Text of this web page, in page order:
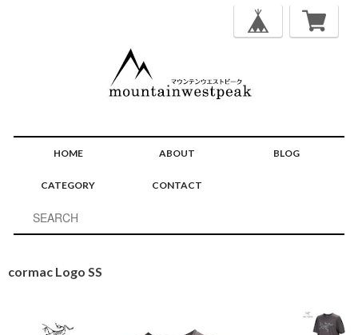
HOME ABOUT BLOG
CATEGORY CONTACT
cormac Logo SS